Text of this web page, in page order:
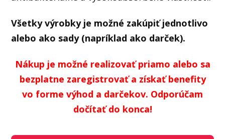
Všetky výrobky je možné zakúpiť jednotlivo
alebo ako sady (napríklad ako darček).
Nákup je možné realizovať priamo alebo sa
bezplatne zaregistrovať a získať benefity
vo forme výhod a darčekov. Odporúčam
dočítať do konca!